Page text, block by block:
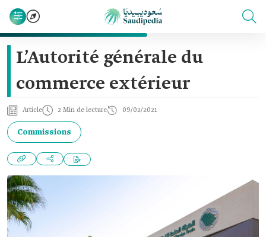
L’Autorité générale du
commerce extérieur
Article 2 Min de lecture 09/02/2021
Commissions